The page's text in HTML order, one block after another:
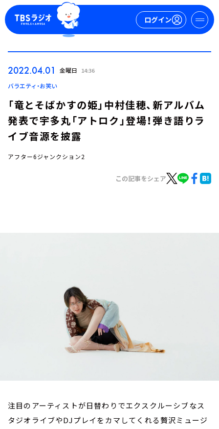
ログイン
ログイン
2022.04.01 金曜日 14:36
バラエティ・お笑い
「竜とそばかすの姫」中村佳穂、新アルバム
発表で宇多丸「アトロク」登場！弾き語りラ
イブ音源を披露
アフター6ジャンクション2
この記事をシェア
注目のアーティストが日替わりでエクスクルーシブなス
タジオライブやDJプレイをカマしてくれる贅沢ミュージ